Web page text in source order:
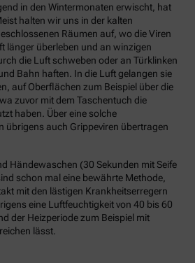
in den Wintermonaten erwischt, hat
halten wir uns in der kalten
Räumen auf, wo die Viren
länger überleben und an winzigen
die Luft schweben oder an Türklinken
Bahn haften. In die Luft gelangen sie
auf Oberflächen zum Beispiel über die
zuvor mit dem Taschentuch die
haben. Über eine solche
übrigens auch Grippeviren übertragen
Händewaschen (30 Sekunden mit Seife
schon mal eine bewährte Methode,
mit den lästigen Krankheitserregern
eine Luftfeuchtigkeit von 40 bis 60
der Heizperiode zum Beispiel mit
lässt.